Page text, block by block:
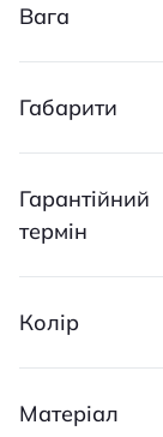
Вага
Габарити
Гарантійний
термін
Колір
Матеріал